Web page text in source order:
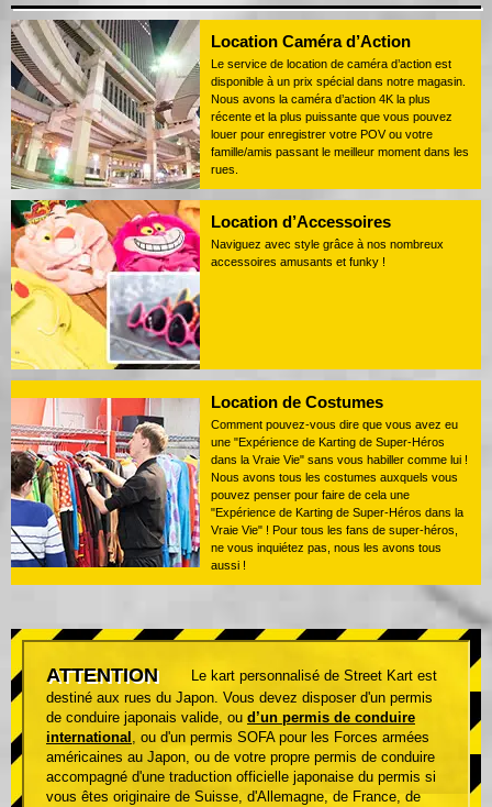
Location Caméra d’Action
Le service de location de caméra d’action est
disponible à un prix spécial dans notre magasin.
Nous avons la caméra d’action 4K la plus
récente et la plus puissante que vous pouvez
louer pour enregistrer votre POV ou votre
famille/amis passant le meilleur moment dans les
rues.
Location d’Accessoires
Naviguez avec style grâce à nos nombreux
accessoires amusants et funky !
Location de Costumes
Comment pouvez-vous dire que vous avez eu
une "Expérience de Karting de Super-Héros
dans la Vraie Vie" sans vous habiller comme lui !
Nous avons tous les costumes auxquels vous
pouvez penser pour faire de cela une
"Expérience de Karting de Super-Héros dans la
Vraie Vie" ! Pour tous les fans de super-héros,
ne vous inquiétez pas, nous les avons tous
aussi !
ATTENTION
Le kart personnalisé de Street Kart est
destiné aux rues du Japon. Vous devez disposer d'un permis
de conduire japonais valide, ou d’un permis de conduire
international , ou d'un permis SOFA pour les Forces armées
américaines au Japon, ou de votre propre permis de conduire
accompagné d'une traduction officielle japonaise du permis si
vous êtes originaire de Suisse, d'Allemagne, de France, de